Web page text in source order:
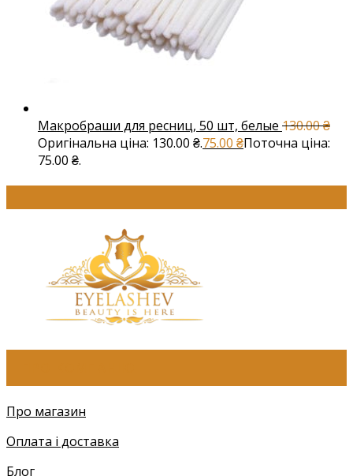
Макробраши для ресниц, 50 шт, белые 130.00₴
Оригінальна ціна: 130.00 ₴.75.00 ₴Поточна ціна:
75.00 ₴.
Про магазин
Оплата і доставка
Блог